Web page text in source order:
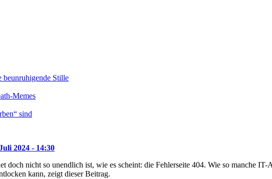
beunruhigende Stille
Memes
sind
2024 - 14:30
doch nicht so unendlich ist, wie es scheint: die Fehlerseite 404. Wie so manche IT-
kann, zeigt dieser Beitrag.